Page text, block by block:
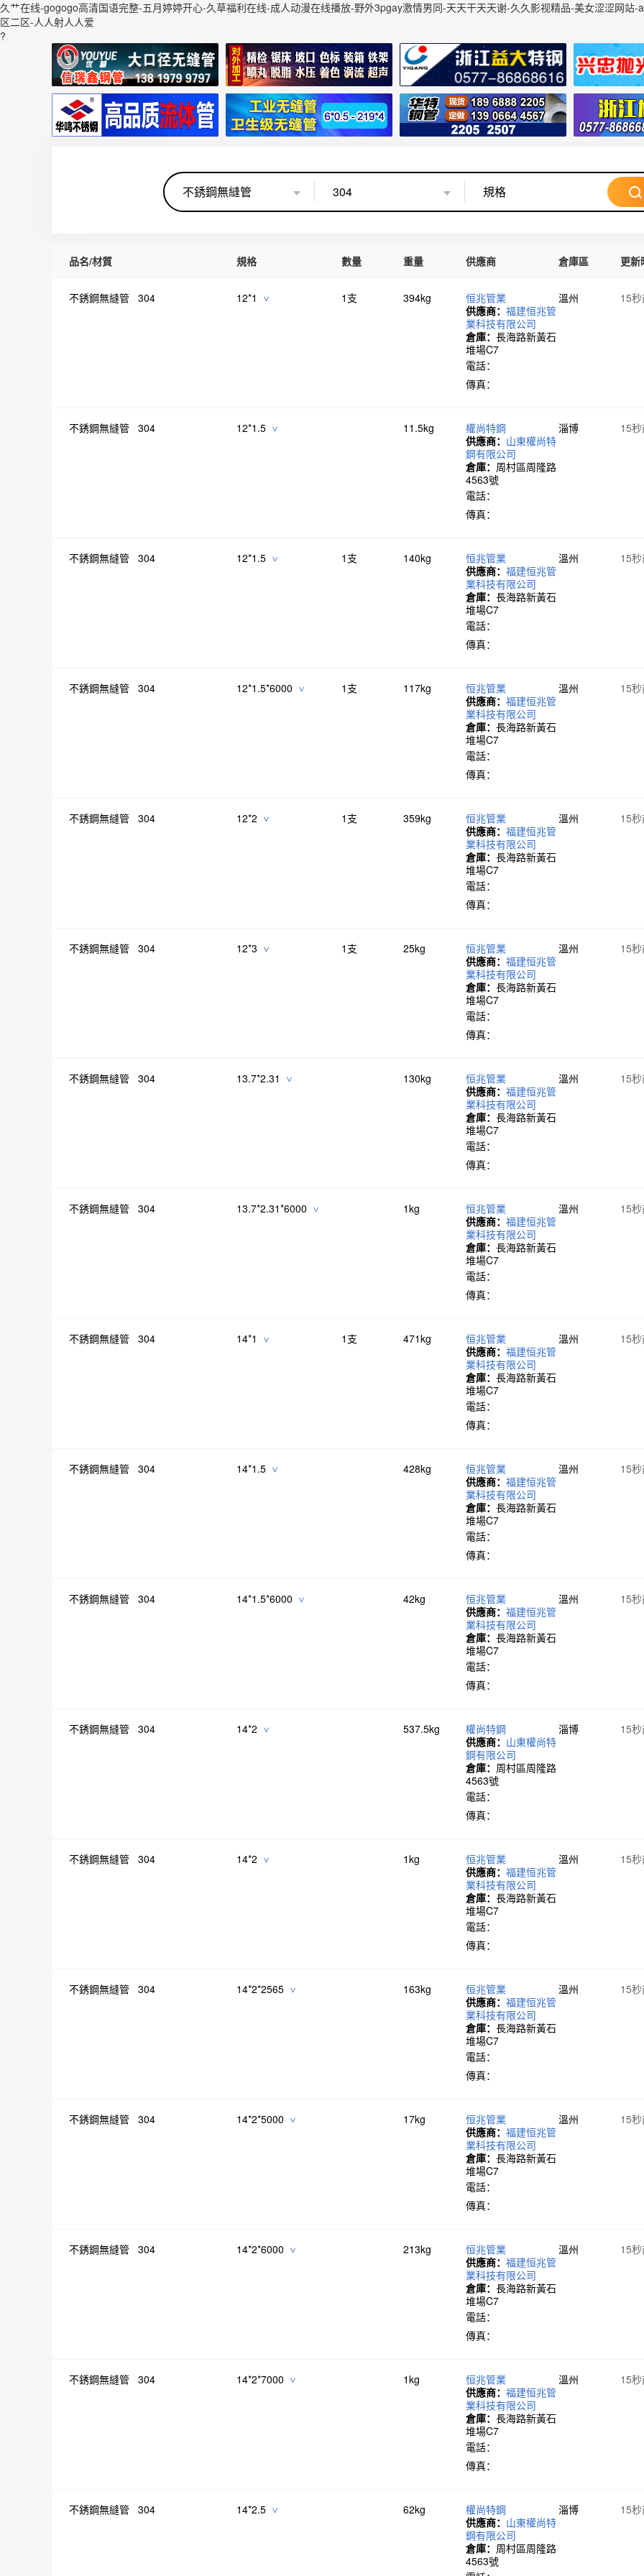
久艹在线-gogogo高清国语完整-五月婷婷开心-久草福利在线-成人动漫在线播放-野外3pgay激情男同-天天干天天谢-久久影视精品-美女涩涩网
区二区-人人射人人爱
?
品名/材質 規格 數量 重量 供應商 倉庫區 更新
不銹鋼無縫管 304 12*1 > 1支 394kg
恒兆管業
供應商： 福建恒兆管
業科技有限公司
倉庫： 長海路新黃石
堆場C7
電話：
傳真：
溫州 15
不銹鋼無縫管 304 12*1.5 > 11.5kg
權尚特鋼
供應商： 山東權尚特
鋼有限公司
倉庫： 周村區周隆路
4563號
電話：
傳真：
淄博 15
不銹鋼無縫管 304 12*1.5 > 1支 140kg
恒兆管業
供應商： 福建恒兆管
業科技有限公司
倉庫： 長海路新黃石
堆場C7
電話：
傳真：
溫州 15
不銹鋼無縫管 304 12*1.5*6000 > 1支 117kg
恒兆管業
供應商： 福建恒兆管
業科技有限公司
倉庫： 長海路新黃石
堆場C7
電話：
傳真：
溫州 15
不銹鋼無縫管 304 12*2 > 1支 359kg
恒兆管業
供應商： 福建恒兆管
業科技有限公司
倉庫： 長海路新黃石
堆場C7
電話：
傳真：
溫州 15
不銹鋼無縫管 304 12*3 > 1支 25kg
恒兆管業
供應商： 福建恒兆管
業科技有限公司
倉庫： 長海路新黃石
堆場C7
電話：
傳真：
溫州 15
不銹鋼無縫管 304 13.7*2.31 > 130kg
恒兆管業
供應商： 福建恒兆管
業科技有限公司
倉庫： 長海路新黃石
堆場C7
電話：
傳真：
溫州 15
不銹鋼無縫管 304 13.7*2.31*6000 > 1kg
恒兆管業
供應商： 福建恒兆管
業科技有限公司
倉庫： 長海路新黃石
堆場C7
電話：
傳真：
溫州 15
不銹鋼無縫管 304 14*1 > 1支 471kg
恒兆管業
供應商： 福建恒兆管
業科技有限公司
倉庫： 長海路新黃石
堆場C7
電話：
傳真：
溫州 15
不銹鋼無縫管 304 14*1.5 > 428kg
恒兆管業
供應商： 福建恒兆管
業科技有限公司
倉庫： 長海路新黃石
堆場C7
電話：
傳真：
溫州 15
不銹鋼無縫管 304 14*1.5*6000 > 42kg
恒兆管業
供應商： 福建恒兆管
業科技有限公司
倉庫： 長海路新黃石
堆場C7
電話：
傳真：
溫州 15
不銹鋼無縫管 304 14*2 > 537.5kg
權尚特鋼
供應商： 山東權尚特
鋼有限公司
倉庫： 周村區周隆路
4563號
電話：
傳真：
淄博 15
不銹鋼無縫管 304 14*2 > 1kg
恒兆管業
供應商： 福建恒兆管
業科技有限公司
倉庫： 長海路新黃石
堆場C7
電話：
傳真：
溫州 15
不銹鋼無縫管 304 14*2*2565 > 163kg
恒兆管業
供應商： 福建恒兆管
業科技有限公司
倉庫： 長海路新黃石
堆場C7
電話：
傳真：
溫州 15
不銹鋼無縫管 304 14*2*5000 > 17kg
恒兆管業
供應商： 福建恒兆管
業科技有限公司
倉庫： 長海路新黃石
堆場C7
電話：
傳真：
溫州 15
不銹鋼無縫管 304 14*2*6000 > 213kg
恒兆管業
供應商： 福建恒兆管
業科技有限公司
倉庫： 長海路新黃石
堆場C7
電話：
傳真：
溫州 15
不銹鋼無縫管 304 14*2*7000 > 1kg
恒兆管業
供應商： 福建恒兆管
業科技有限公司
倉庫： 長海路新黃石
堆場C7
電話：
傳真：
溫州 15
不銹鋼無縫管 304 14*2.5 > 62kg
權尚特鋼
供應商： 山東權尚特
鋼有限公司
倉庫： 周村區周隆路
4563號
淄博 15